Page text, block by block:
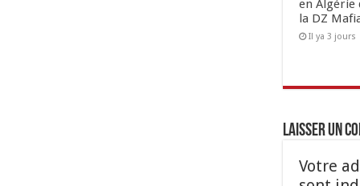
en Algérie
la DZ
Il ya 3 jours
Laisser un
Votre